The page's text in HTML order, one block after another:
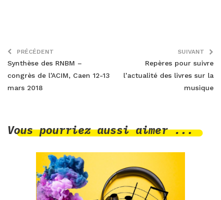
PRÉCÉDENT
Synthèse des RNBM –
congrès de l’ACIM, Caen 12-13
mars 2018
SUIVANT
Repères pour suivre
l’actualité des livres sur la
musique
Vous pourriez aussi aimer ...